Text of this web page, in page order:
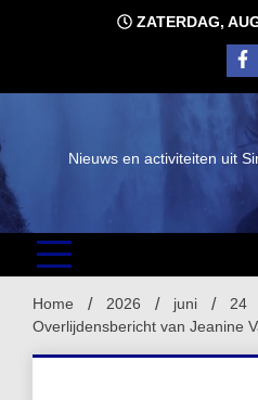
ZATERDAG,
Nieuws en activiteiten uit
Home 2026 juni
24
Overlijdensbericht van Jeanine